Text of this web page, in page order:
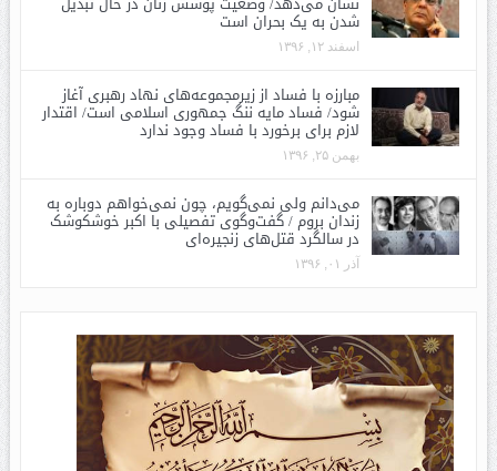
شدن به یک بحران است
اسفند ۱۲, ۱۳۹۶
مبارزه با فساد از زیرمجموعه‌های نهاد رهبری آغاز
شود/ فساد مایه ننگ جمهوری اسلامی است/ اقتدار
لازم برای برخورد با فساد وجود ندارد
بهمن ۲۵, ۱۳۹۶
می‌دانم ولی نمی‌گویم، چون نمی‌خواهم دوباره به
زندان بروم / گفت‌وگوی تفصیلی با اکبر خوشکوشک
در سالگرد قتل‌های زنجیره‌ای
آذر ۰۱, ۱۳۹۶